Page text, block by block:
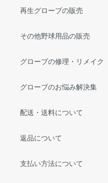
再生グローブの販売
その他野球用品の販売
グローブの修理・リメイク
グローブのお悩み解決集
配送・送料について
返品について
支払い方法について